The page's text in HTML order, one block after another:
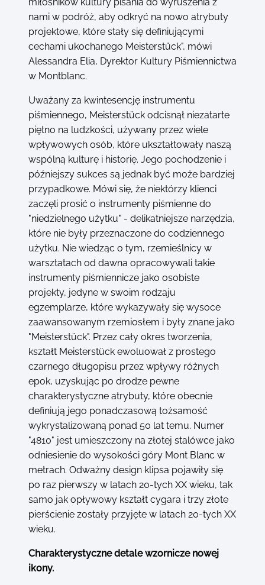
nami w podróż, aby odkryć na nowo atrybuty
projektowe, które stały się definiującymi
cechami ukochanego Meisterstück", mówi
Alessandra Elia, Dyrektor Kultury Piśmiennictwa
w Montblanc.
Uważany za kwintesencję instrumentu
piśmiennego, Meisterstück odcisnął niezatarte
piętno na ludzkości, używany przez wiele
wpływowych osób, które ukształtowały naszą
wspólną kulturę i historię. Jego pochodzenie i
późniejszy sukces są jednak być może bardziej
przypadkowe. Mówi się, że niektórzy klienci
zaczęli prosić o instrumenty piśmienne do
"niedzielnego użytku" - delikatniejsze narzędzia,
które nie były przeznaczone do codziennego
użytku. Nie wiedząc o tym, rzemieślnicy w
warsztatach od dawna opracowywali takie
instrumenty piśmiennicze jako osobiste
projekty, jedyne w swoim rodzaju
egzemplarze, które wykazywały się wysoce
zaawansowanym rzemiosłem i były znane jako
"Meisterstück". Przez cały okres tworzenia,
kształt Meisterstück ewoluował z prostego
czarnego długopisu przez wpływy różnych
epok, uzyskując po drodze pewne
charakterystyczne atrybuty, które obecnie
definiują jego ponadczasową tożsamość
wykrystalizowaną ponad 50 lat temu. Numer
"4810" jest umieszczony na złotej stalówce jako
odniesienie do wysokości góry Mont Blanc w
metrach. Odważny design klipsa pojawiły się
po raz pierwszy w latach 20-tych XX wieku, tak
samo jak opływowy kształt cygara i trzy złote
pierścienie zostały przyjęte w latach 20-tych XX
wieku.
Charakterystyczne detale wzornicze nowej
ikony.